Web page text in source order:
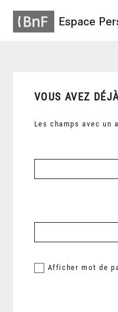
Espace
VOUS AVEZ
Les champs avec
Afficher mot de